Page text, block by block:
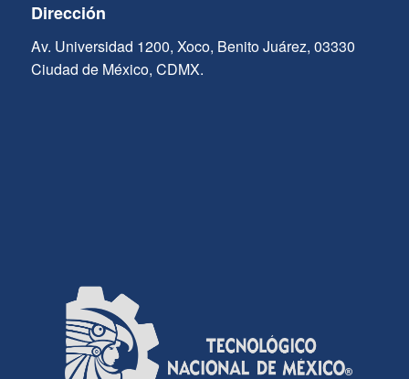
Dirección
Av. Universidad 1200, Xoco, Benito Juárez, 03330
Ciudad de México, CDMX.